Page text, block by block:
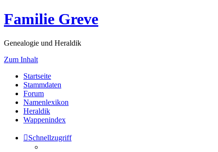
Familie Greve
Genealogie und Heraldik
Zum Inhalt
Startseite
Stammdaten
Forum
Namenlexikon
Heraldik
Wappenindex
Schnellzugriff